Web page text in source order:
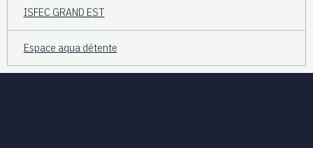
ISFEC GRAND EST
Espace aqua détente